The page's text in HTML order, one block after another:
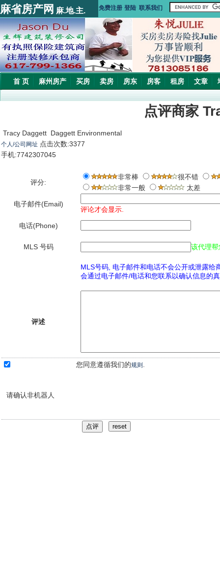
麻省房产网 麻.地.主. 免费注册 登陆 联系我们
首 页 麻州房产 买房 卖房 房东 房客 租房 文章
点评商家
Tracy Daggett Daggett Environmental
个人/公司网址 点击次数:3377
手机:7742307045
评分:
非常棒
很不错
非常一般
太差
电子邮件(Email)
评论才会显示.
电话(Phone)
MLS 号码 该代理
MLS号码, 电子邮件和电话不会公开或泄露
会通过电子邮件/电话和您联系以确认信息的
评述
您同意遵循我们的规则
请确认非机器人